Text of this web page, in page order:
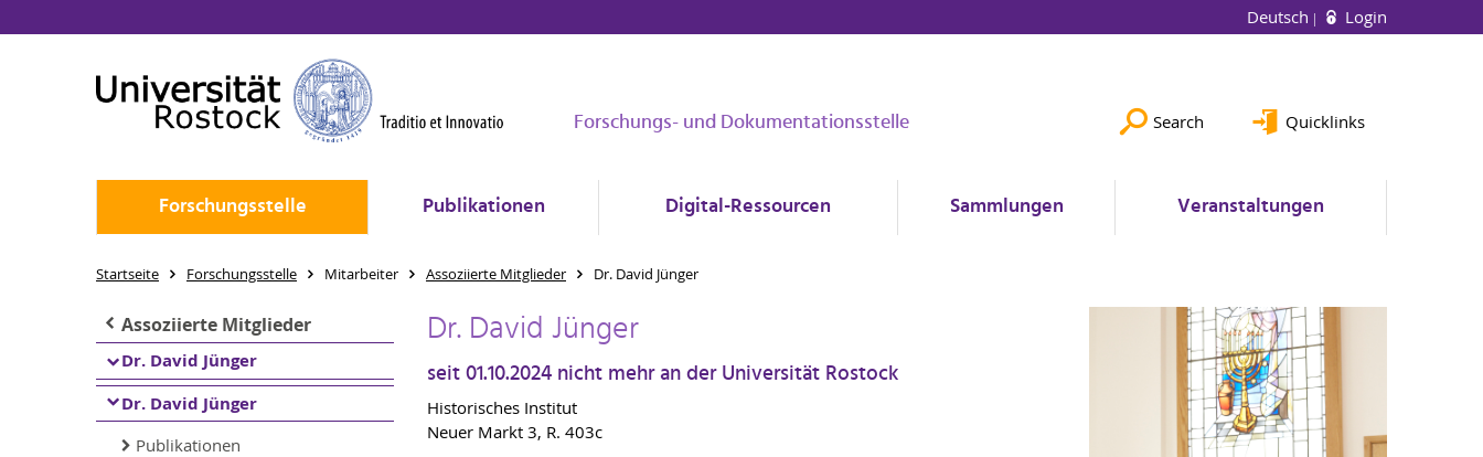
Deutsch Login
Forschungs- und Dokumentationsstelle Search Quicklinks
Forschungsstelle Publikationen Digital-Ressourcen Sammlungen Veranstaltungen
Startseite Forschungsstelle Mitarbeiter Assoziierte Mitglieder Dr. David Jünger
Assoziierte Mitglieder
Dr. David Jünger
Dr. David Jünger
Publikationen
Dr. David Jünger
seit 01.10.2024 nicht mehr an der Universität Rostock
Historisches Institut
Neuer Markt 3, R. 403c